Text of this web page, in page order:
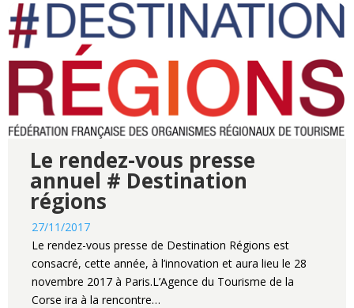
Le rendez-vous presse
annuel # Destination
régions
27/11/2017
Le rendez-vous presse de Destination Régions est
consacré, cette année, à l’innovation et aura lieu le 28
novembre 2017 à Paris.L’Agence du Tourisme de la
Corse ira à la rencontre…